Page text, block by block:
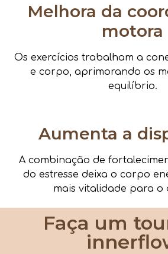
Melhora da
motora
Os exercícios trabalham a
e corpo, aprimorando os
equilíbrio.
Aumenta a
A combinação de
do estresse deixa o corpo
mais vitalidade para o
Faça um